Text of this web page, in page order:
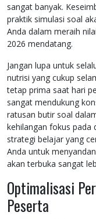
sangat banyak.
praktik simulasi soal
Anda dalam meraih
2026 mendatang.
Jangan lupa untuk
nutrisi yang cukup
tetap prima saat hari
sangat mendukung
ratusan butir soal
kehilangan fokus pada
strategi belajar yang
Anda untuk
akan terbuka sangat
Optimalisasi
Peserta